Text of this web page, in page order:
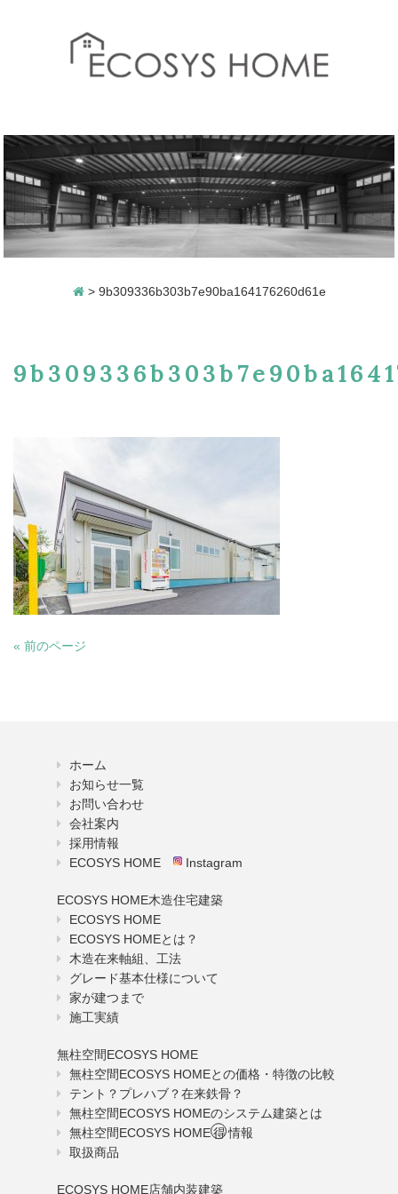
> 9b309336b303b7e90ba164176260d61e
« 前のページ
ホーム
お知らせ一覧
お問い合わせ
会社案内
採用情報
ECOSYS HOME
Instagram
ECOSYS HOME木造住宅建築
ECOSYS HOME
ECOSYS HOMEとは？
木造在来軸組、工法
グレード基本仕様について
家が建つまで
施工実績
無柱空間ECOSYS HOME
無柱空間ECOSYS HOMEとの価格・特徴の比較
テント？プレハブ？在来鉄骨？
無柱空間ECOSYS HOMEのシステム建築とは
無柱空間ECOSYS HOME得情報
取扱商品
ECOSYS HOME店舗内装建築